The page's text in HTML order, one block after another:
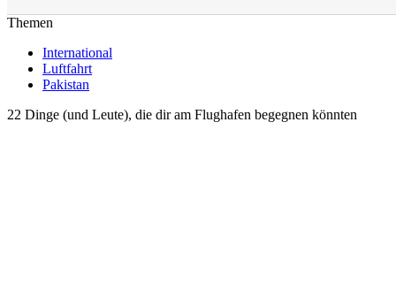
Themen
International
Luftfahrt
Pakistan
22 Dinge (und Leute), die dir am Flughafen begegnen könnten